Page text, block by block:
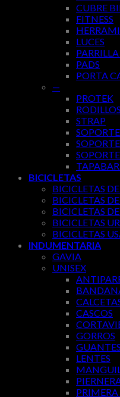
CUBRE
FITNESS
LUCES
PADS
PORTA
—
PROTEK
RODILLOS
STRAP
BICICLETAS
BICICLETAS
BICICLETAS
BICICLETAS
BICICLETAS
BICICLETAS
INDUMENTARIA
GAVIA
UNISEX
CASCOS
GORROS
GUANTES
LENTES